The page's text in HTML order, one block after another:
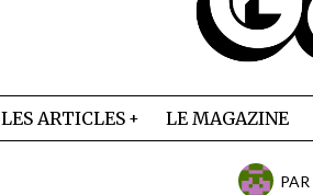
LES ARTICLES LE MAGAZINE
PAR